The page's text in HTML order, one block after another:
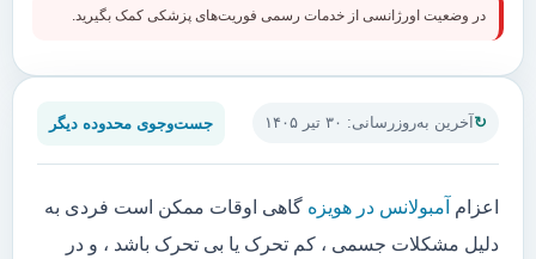
آخرین به‌روزرسانی: ۳۰ تیر ۱۴۰۵ جست‌وجوی محدوده دیگر
اعزام آمبولانس در هویزه گاهی اوقات ممکن است فردی به
دلیل مشکلات جسمی ، کم تحرک یا بی تحرک باشد ، و در
در وضعیت اورژانسی از خدمات رسمی فوریت‌های پزشکی کمک بگیرید.